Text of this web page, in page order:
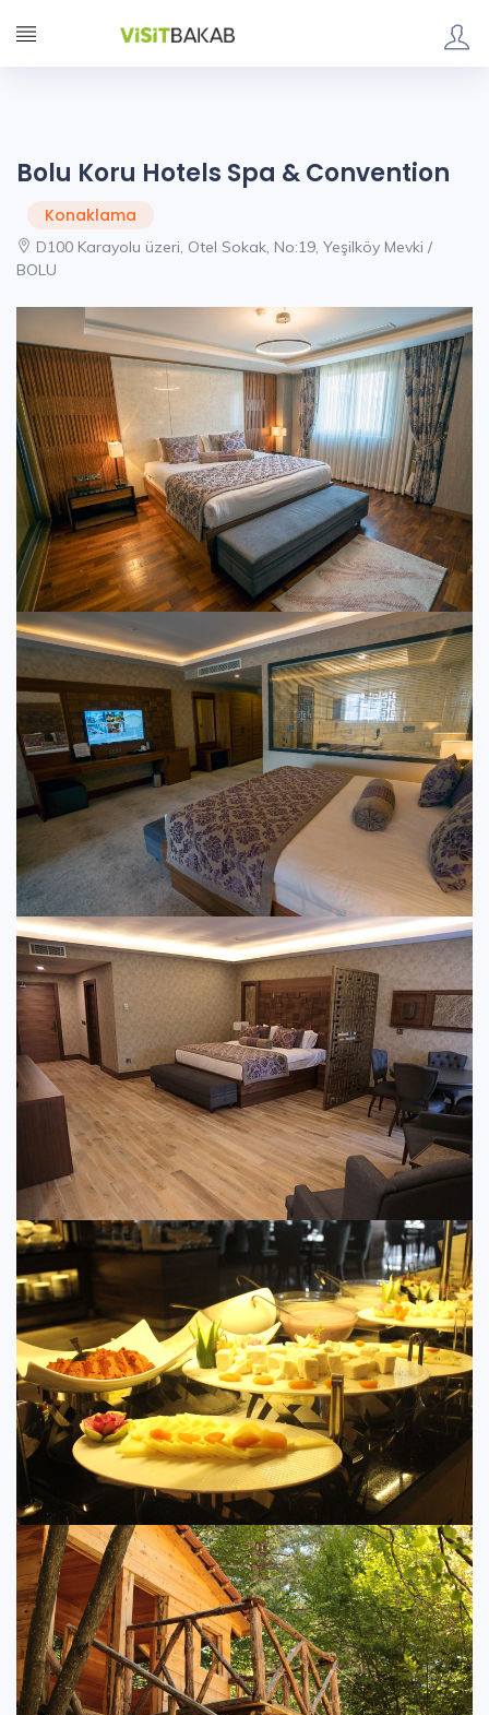
Bolu Koru Hotels Spa & Convention
Konaklama
D100 Karayolu üzeri, Otel Sokak, No:19, Yeşilköy Mevki /
BOLU